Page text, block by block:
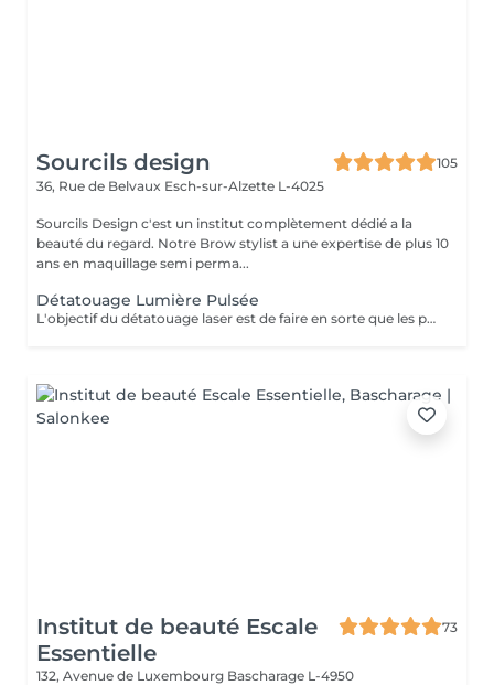
Sourcils design
105
36, Rue de Belvaux Esch-sur-Alzette L-4025
Sourcils Design c'est un institut complètement dédié a la
beauté du regard. Notre Brow stylist a une expertise de plus 10
ans en maquillage semi perma...
Détatouage Lumière Pulsée
L'objectif du détatouage laser est de faire en sorte que les particules d'encre soient digérables par l'organisme. Ainsi le faisceau d'énergie du laser vise le pigment et permet de le faire éclater. Il va ensuite être éliminé par les globules blancs. La quantité de séances dépendra du type d'encre, de la peau et de la technique utilisée par le professionnel qui a réalisé votre tatouage des sourcils. seulement un mois apres la première séance la praticienne pourra déterminer le numéro de séances nécessaires, dans. certaines cas une seule séance suffit comme dans certains outres nous pouvons besoin de trois ou plus. Les poils peuvent temporairement devenir blancs "en raison de l'élimination des pigments" explique l'experte. Cette décoloration est courante et temporaire (en quelques jours seulement, les sourcils retrouvent leur couleur d'origine).
Institut de beauté Escale
Essentielle
73
132, Avenue de Luxembourg Bascharage L-4950